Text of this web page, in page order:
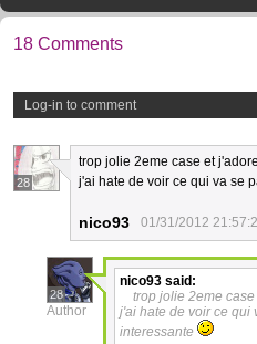
18 Comments
Log-in to comment
28
trop jolie 2eme case et
j'ai hate de voir ce qui va se
nico93 01/31/2012
28
Author
nico93 said:
trop jolie 2eme
j'ai hate de voir ce qui
interessante